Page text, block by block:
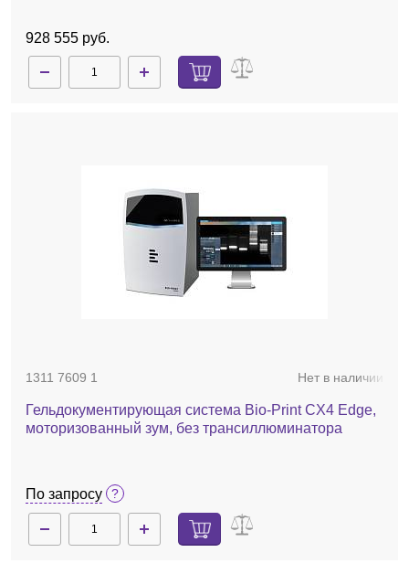
928 555 руб.
1311 7609 1 Нет в наличии
Гельдокументирующая система Bio-Print CX4 Edge,
моторизованный зум, без трансиллюминатора
По запросу